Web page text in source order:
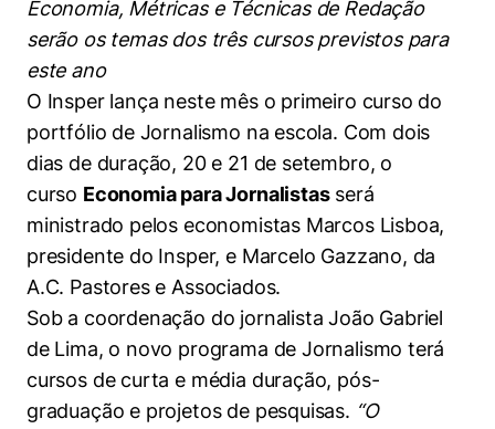
Todas as Engenharias
Engenharia de Computação
Engenharia de Produção
Engenharia Mecânica
Engenharia Mecatrônica
Direito
Economia
Prêmio Duda Ermírio de Moraes
Como funciona
Resolução Eficaz de Problemas
Women in Action
Trabalhe conosco
Sala de Imprensa
Biblioteca Telles
Repositório Institucional
Pesquisa na Graduação
Seminários Acadêmicos
Comitê de Ética em Pesquisa
Notícias
Instagram
Linkedin
Engenharia e Ciência da Computação
Direito
Busca por docentes
Áreas de Conhecimento
Prêmios de Excelência
Ensino e aprendizagem
Fale Conosco
Atendimento
Visite o Insper
Canal de Ética
Ouvidoria
Portal da Privacidade
Economia, Métricas e Técnicas de Redação
serão os temas dos três cursos previstos para
este ano
O Insper lança neste mês o primeiro curso do
portfólio de Jornalismo na escola. Com dois
dias de duração, 20 e 21 de setembro, o
curso Economia para Jornalistasserá
ministrado pelos economistas Marcos Lisboa,
presidente do Insper, e Marcelo Gazzano, da
A.C. Pastores e Associados.
Sob a coordenação do jornalista João Gabriel
de Lima, o novo programa de Jornalismo terá
cursos de curta e média duração, pós-
graduação e projetos de pesquisas. “O